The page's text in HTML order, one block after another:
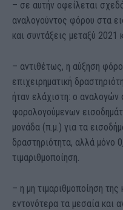
– σε αυτήν οφείλεται
αναλογούντος φόρου στα
και συντάξεις μεταξύ 2021
– αντιθέτως, η αύξηση
επιχειρηματική
ήταν ελάχιστη: ο
φορολογούμενων
μονάδα (π.μ.) για τα
δραστηριότητα, αλλά μόνο
τιμαριθμοποίηση.
– η μη τιμαριθμοποίηση
εντονότερα τα μεσαία και